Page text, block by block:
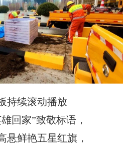
持续滚动播放
回家”致敬标语，
悬鲜艳五星红旗，